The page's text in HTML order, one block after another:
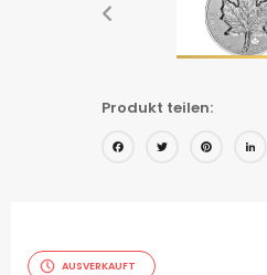
Produkt teilen:
AUSVERKAUFT